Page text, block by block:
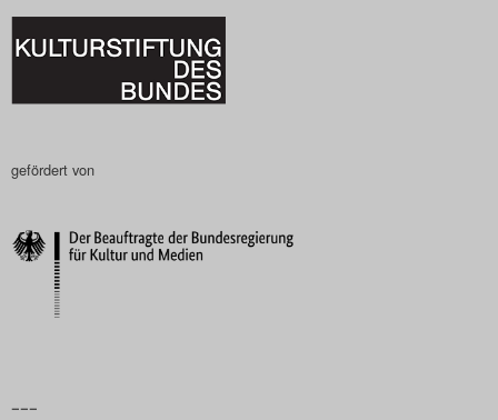
2025
Das Theatertreffen-Blog
Nutzungsbedingungen
gefördert von
–––